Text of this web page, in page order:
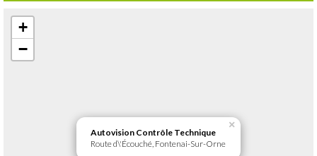
Autovision Contrôle Technique
Route d\'Écouché, Fontenai-Sur-Orne
×
+
−